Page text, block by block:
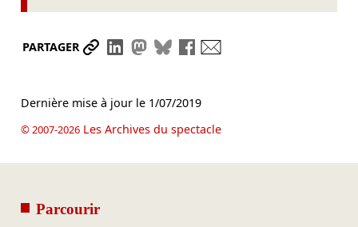
PARTAGER Partager le lien
Partager sur LinkedIn
Partager sur Mastodon
Partager sur Bluesky
Partager sur Facebook
Dernière mise à jour le 1/07/2019
© 2007-2026Les Archives du spectacle
Parcourir